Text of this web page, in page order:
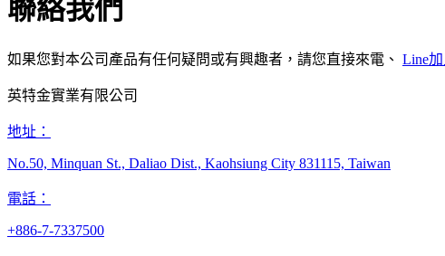
聯絡我們
如果您對本公司產品有任何疑問或有興趣者，請您直接來電、 Line
英特金實業有限公司
地址：
No.50, Minquan St., Daliao Dist., Kaohsiung City 831115, Taiwan​
電話：
+886-7-7337500